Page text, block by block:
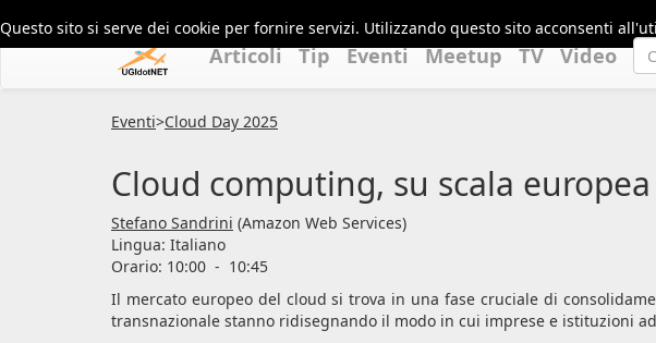
Questo sito si serve dei cookie per fornire servizi. Utilizzando questo sito acconsenti
Articoli Tip Eventi Meetup TV Video
Eventi>Cloud Day 2025
Cloud computing, su scala europea
Stefano Sandrini (Amazon Web Services)
Lingua: Italiano
Orario: 10:00 - 10:45
Il mercato europeo del cloud si trova in una fase cruciale di
transnazionale stanno ridisegnando il modo in cui imprese e istituzioni